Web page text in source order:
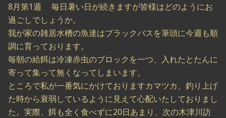
8月第1週 毎日暑い日が続きますが皆様はどのようにお
過ごしでしょうか。
我が家の雑居水槽の魚達はブラックバスを筆頭に今週も順
調に育っております。
毎朝の給餌は冷凍赤虫のブロックを一つ、入れたとたんに
寄って集って無くなってしまいます。
ところで私が一番気にかけておりますカマツカ、釣り上げ
た時から衰弱しているように見えて心配いたしておりまし
た。実際、餌も全く食べずに20日あまり、次の木津川訪